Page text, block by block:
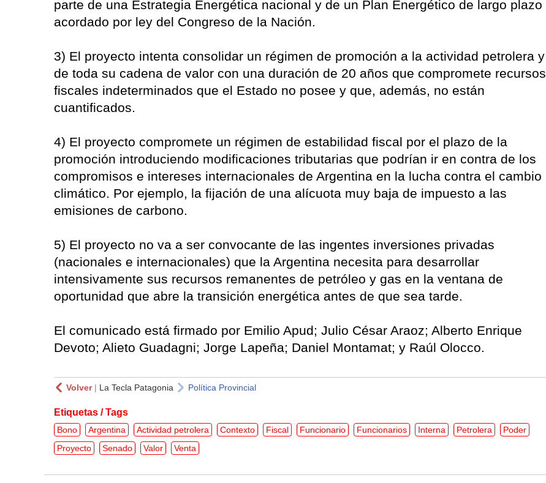
parte de una Estrategia Energética nacional y de un Plan Energético de largo plazo
acordado por ley del Congreso de la Nación.
3) El proyecto intenta consolidar un régimen de promoción a la actividad petrolera y
de toda su cadena de valor con una duración de 20 años que compromete recursos
fiscales indeterminados que el Estado no posee y que, además, no están
cuantificados.
4) El proyecto compromete un régimen de estabilidad fiscal por el plazo de la
promoción introduciendo modificaciones tributarias que podrían ir en contra de los
compromisos e intereses internacionales de Argentina en la lucha contra el cambio
climático. Por ejemplo, la fijación de una alícuota muy baja de impuesto a las
emisiones de carbono.
5) El proyecto no va a ser convocante de las ingentes inversiones privadas
(nacionales e internacionales) que la Argentina necesita para desarrollar
intensivamente sus recursos remanentes de petróleo y gas en la ventana de
oportunidad que abre la transición energética antes de que sea tarde.
El comunicado está firmado por Emilio Apud; Julio César Araoz; Alberto Enrique
Devoto; Alieto Guadagni; Jorge Lapeña; Daniel Montamat; y Raúl Olocco.
Volver| La Tecla Patagonia Política Provincial
Etiquetas / Tags
Bono Argentina Actividad petrolera Contexto Fiscal Funcionario Funcionarios Interna Petrolera
Poder
Proyecto
Senado Valor Venta